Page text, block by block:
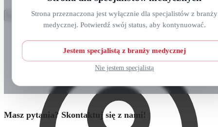
Strona przeznaczona jest wyłącznie dla specjalistów z branży
medycznej. Potwierdź swój status, aby kontynuować.
Jestem specjalistą z branży medycznej
Nie jestem specjalistą
Szukaj
Szukaj
O nas
Kursy i wydarzenia
Masz pytania? Skontaktuj się z nami!